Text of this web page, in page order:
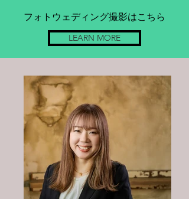
フォトウェディング撮影はこちら
LEARN MORE